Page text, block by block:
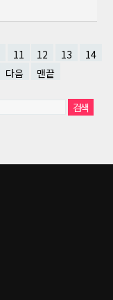
11 12 13
14
다음 맨끝